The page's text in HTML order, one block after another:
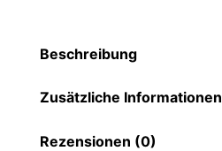
03981
Beschreibung
Zusätzliche Informationen
Rezensionen (0)